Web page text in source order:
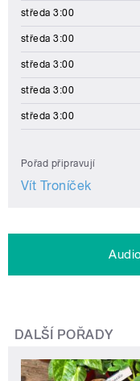
středa 3:00
středa 3:00
středa 3:00
středa 3:00
středa 3:00
Pořad připravují
Vít Troníček
DALŠÍ POŘADY